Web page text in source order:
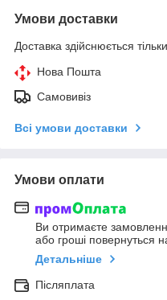
Умови доставки
Доставка здійснюється
Нова Пошта
Самовивіз
Всі умови доставки
Умови оплати
Ви отримаєте
або гроші повернуться
Детальніше
Післяплата